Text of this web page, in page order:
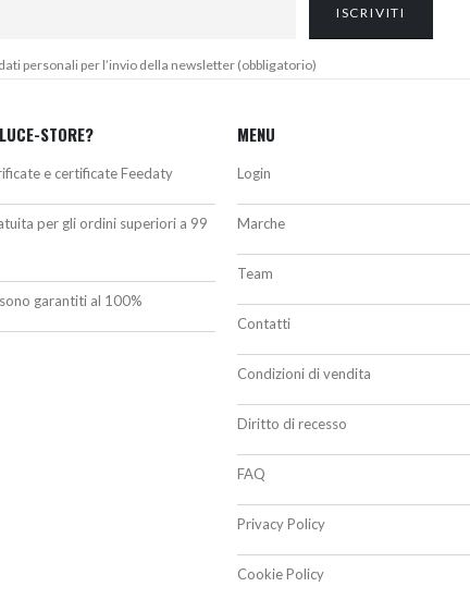
personali per l’invio della newsletter (obbligatorio)
STORE?
e certificate Feedaty
per gli ordini superiori a 99
garantiti al 100%
MENU
Login
Marche
Team
Contatti
Condizioni di vendita
Diritto di recesso
FAQ
Privacy Policy
Cookie Policy